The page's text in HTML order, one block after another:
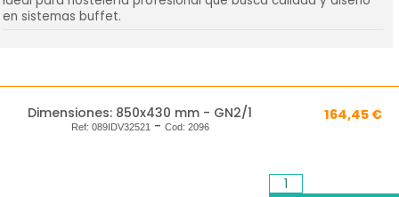
en sistemas buffet.
Dimensiones: 850x430 mm - GN2/1
Ref: 089IDV32521- Cod: 2096
164,45 €